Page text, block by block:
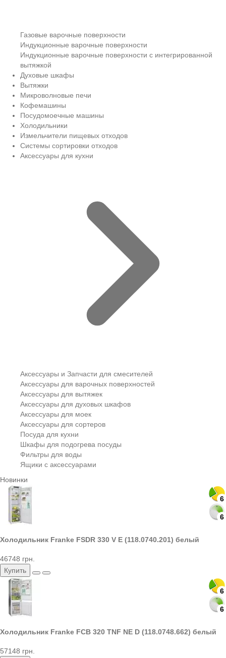
Газовые варочные поверхности
Индукционные варочные поверхности
Индукционные варочные поверхности с интегрированной
вытяжкой
Духовые шкафы
Вытяжки
Микроволновые печи
Кофемашины
Посудомоечные машины
Холодильники
Измельчители пищевых отходов
Системы сортировки отходов
Аксессуары для кухни
Аксессуары и Запчасти для смесителей
Аксессуары для варочных поверхностей
Аксессуары для вытяжек
Аксессуары для духовых шкафов
Аксессуары для моек
Аксессуары для сортеров
Посуда для кухни
Шкафы для подогрева посуды
Фильтры для воды
Ящики с аксессуарами
Новинки
6
6
Холодильник Franke FSDR 330 V E (118.0740.201) белый
46748 грн.
Купить
6
6
Холодильник Franke FCB 320 TNF NE D (118.0748.662) белый
57148 грн.